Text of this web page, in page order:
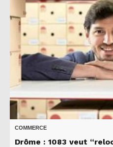
COMMERCE
Drôme : 1083 veut